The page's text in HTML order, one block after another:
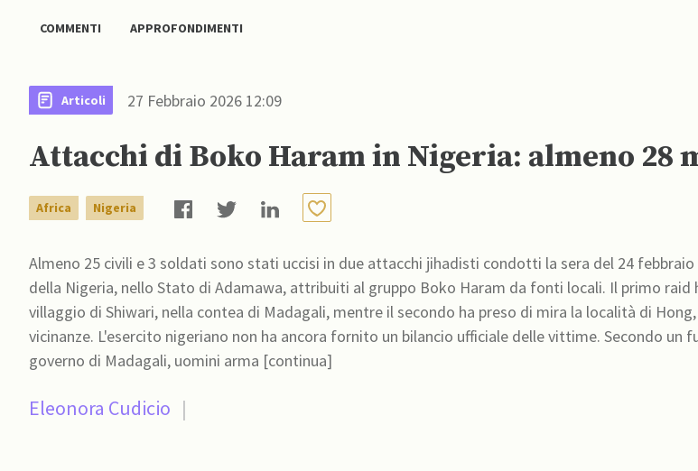
COMMENTI APPROFONDIMENTI
Articoli 27 Febbraio 2026 12:09
Attacchi di Boko Haram in Nigeria: almeno
Africa Nigeria
Almeno 25 civili e 3 soldati sono stati uccisi in due attacchi jihadisti condotti la sera del 24
della Nigeria, nello Stato di Adamawa, attribuiti al gruppo Boko Haram da fonti locali. Il primo raid
villaggio di Shiwari, nella contea di Madagali, mentre il secondo ha preso di mira la località di
vicinanze. L'esercito nigeriano non ha ancora fornito un bilancio ufficiale delle vittime. Secondo un funzionario del
governo di Madagali, uomini arma [continua]
Eleonora Cudicio |